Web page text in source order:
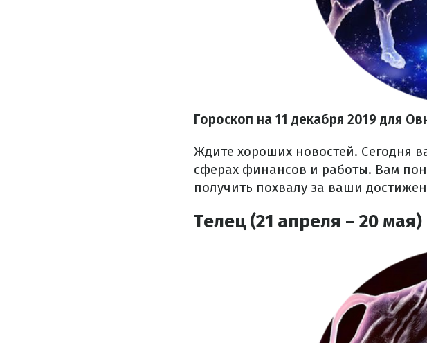
Гороскоп на 11 декабря 2019 для
Ждите хороших новостей. Сегодня
сферах финансов и работы. Вам
получить похвалу за ваши
Телец (21 апреля – 20 мая)